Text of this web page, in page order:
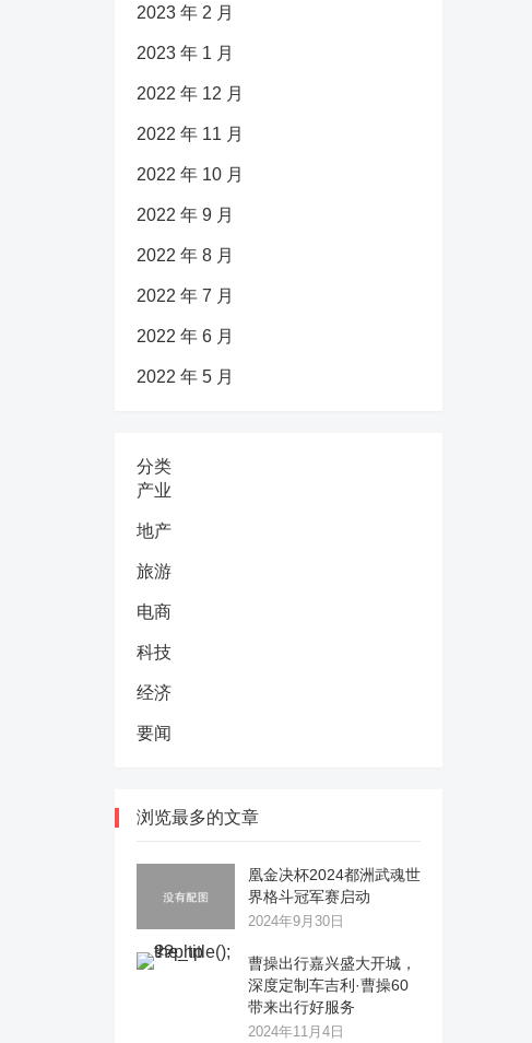
2023 年 2 月
2023 年 1 月
2022 年 12 月
2022 年 11 月
2022 年 10 月
2022 年 9 月
2022 年 8 月
2022 年 7 月
2022 年 6 月
2022 年 5 月
分类
产业
地产
旅游
电商
科技
经济
要闻
浏览最多的文章
凰金决杯2024都洲武魂世
界格斗冠军赛启动
2024年9月30日
曹操出行嘉兴盛大开城，
深度定制车吉利·曹操60
带来出行好服务
2024年11月4日